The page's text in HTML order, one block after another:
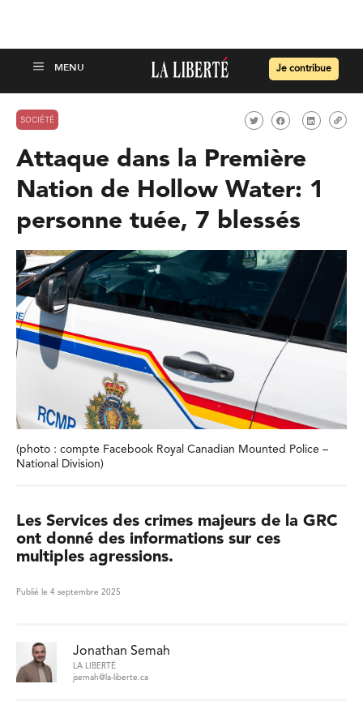
Je contribue
SOCIÉTÉ
Attaque dans la Première
Nation de Hollow Water: 1
personne tuée, 7 blessés
(photo : compte Facebook Royal Canadian Mounted Police –
National Division)
Les Services des crimes majeurs de la GRC
ont donné des informations sur ces
multiples agressions.
Publié le 4 septembre 2025
Jonathan Semah
LA LIBERTÉ
jsemah@la-liberte.ca